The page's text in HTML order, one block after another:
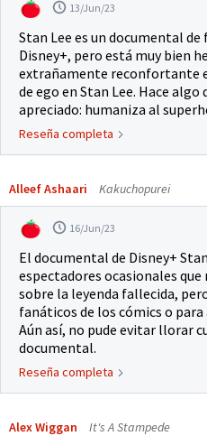
13/Jun/23
Stan Lee es un documental
Disney+, pero está muy bien
extrañamente reconfortante
de ego en Stan Lee. Hace
apreciado: humaniza al
Reseña completa
Alleef Ashaari Kakuchopurei
16/Jun/23
El documental de Disney+
espectadores ocasionales
sobre la leyenda fallecida,
fanáticos de los cómics o para
Aún así, no pude evitar llorar
documental.
Reseña completa
Alex Wiggan It's A Stampede